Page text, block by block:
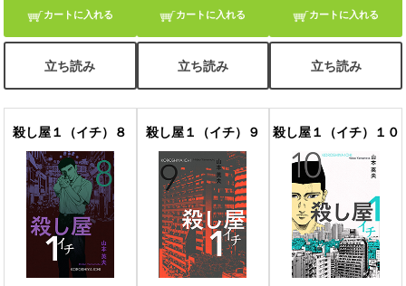
カートに入れる
立ち読み
カートに入れる
立ち読み
カートに入れる
立ち読み
殺し屋１（イチ）８ 殺し屋１（イチ）９ 殺し屋１（イチ）１０